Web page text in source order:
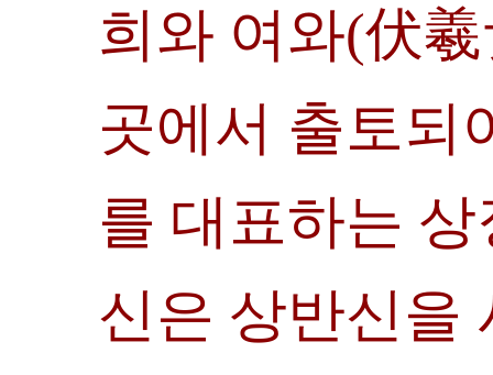
희와 여와(伏
곳에서 출토되
를 대표하는
신은 상반신을